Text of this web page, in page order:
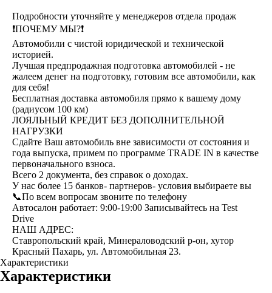
Подробности уточняйте у менеджеров отдела продаж
❗️ПОЧЕМУ МЫ?❗️
Автомобили с чистой юридической и технической
историей.
Лучшая предпродажная подготовка автомобилей - не
жалеем денег на подготовку, готовим все автомобили, как
для себя!
Бесплатная доставка автомобиля прямо к вашему дому
(радиусом 100 км)
ЛОЯЛЬНЫЙ КРЕДИТ БЕЗ ДОПОЛНИТЕЛЬНОЙ
НАГРУЗКИ
Сдайте Ваш автомобиль вне зависимости от состояния и
года выпуска, примем по программе ТRАDЕ IN в качестве
первоначального взноса.
Всего 2 документа, без справок о доходах.
У нас более 15 банков- партнеров- условия выбираете вы
📞По всем вопросам звоните по телефону
Автосалон работает: 9:00-19:00 Записывайтесь на Test
Drive
НАШ АДРЕС:
Ставропольский край, Минераловодский р-он, хутор
Красный Пахарь, ул. Автомобильная 23.
Характеристики
Характеристики